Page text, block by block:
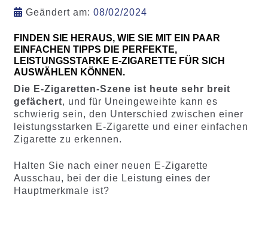
Geändert am: 08/02/2024
FINDEN SIE HERAUS, WIE SIE MIT EIN PAAR
EINFACHEN TIPPS DIE PERFEKTE,
LEISTUNGSSTARKE E-ZIGARETTE FÜR SICH
AUSWÄHLEN KÖNNEN.
Die E-Zigaretten-Szene ist heute sehr breit
gefächert, und für Uneingeweihte kann es
schwierig sein, den Unterschied zwischen einer
leistungsstarken E-Zigarette und einer einfachen
Zigarette zu erkennen.
Halten Sie nach einer neuen E-Zigarette
Ausschau, bei der die Leistung eines der
Hauptmerkmale ist?